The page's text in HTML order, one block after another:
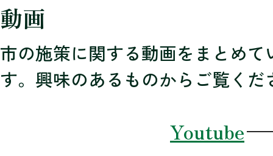
動画
市の施策に関する動画をまとめて
す。興味のあるものからご覧くだ
Youtube